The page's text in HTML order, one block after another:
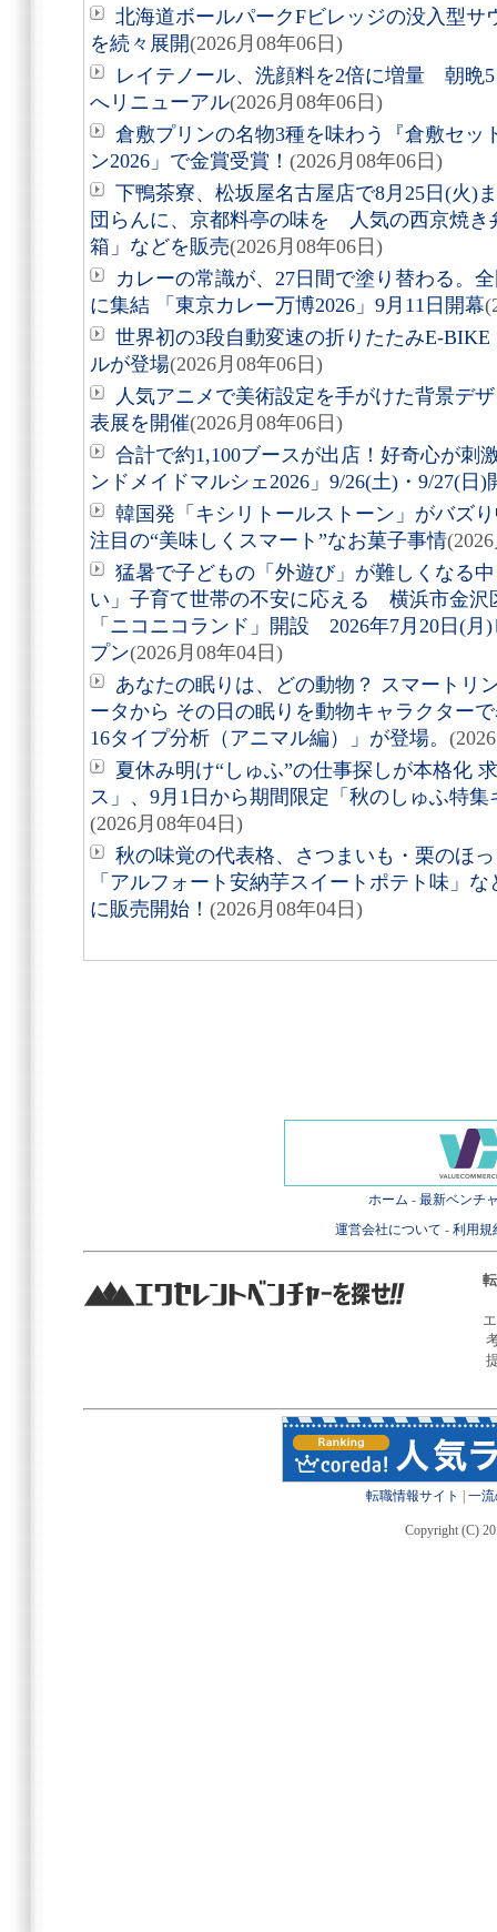
北海道ボールパークFビレッジの没入型サ
を続々展開(2026月08年06日)
レイテノール、洗顔料を2倍に増量 朝晩
へリニューアル(2026月08年06日)
倉敷プリンの名物3種を味わう『倉敷セッ
ン2026」で金賞受賞！ (2026月08年06日)
下鴨茶寮、松坂屋名古屋店で8月25日(火)
団らんに、京都料亭の味を 人気の西京焼き
箱」などを販売(2026月08年06日)
カレーの常識が、27日間で塗り替わる。
に集結 「東京カレー万博2026」9月11日開幕
世界初の3段自動変速の折りたたみE-
ルが登場(2026月08年06日)
人気アニメで美術設定を手がけた背景デ
表展を開催(2026月08年06日)
合計で約1,100ブースが出店！好奇心が
ンドメイドマルシェ2026」9/26(土)・9/27(日)
韓国発「キシリトールストーン」がバズ
注目の“美味しくスマート”なお菓子事情
猛暑で子どもの「外遊び」が難しくなる
い」子育て世帯の不安に応える 横浜市金沢
「ニコニコランド」開設 2026年7月20日(
プン(2026月08年04日)
あなたの眠りは、どの動物？ スマートリ
ータから その日の眠りを動物キャラクター
16タイプ分析（アニマル編）」が登場。
夏休み明け“しゅふ”の仕事探しが本格化
ス」、9月1日から期間限定「秋のしゅふ特
(2026月08年04日)
秋の味覚の代表格、さつまいも・栗のほ
「アルフォート安納芋スイートポテト味」
に販売開始！ (2026月08年04日)
ホーム - 最新ベンチ
運営会社について - 利用規
転職情報サイト 一
Copyright (C)